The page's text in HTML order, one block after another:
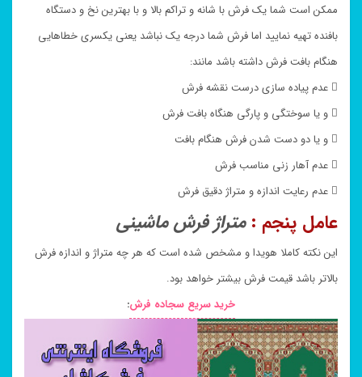
ممکن است شما یک فرش با شانه و تراکم بالا و با بهترین نخ و دستگاه
بافنده تهیه نمایید اما فرش شما درجه یک نباشد یعنی یکسری خطاهایی
هنگام بافت فرش داشته باشد مانند:
 عدم پیاده سازی درست نقشه فرش
 و یا سوختگی و پارگی هنگاه بافت فرش
 و یا دو دست شدن فرش هنگام بافت
 عدم آهار زنی مناسب فرش
 عدم رعایت اندازه و متراژ دقیق فرش
عامل پنجم : متراژ فرش ماشینی
این نکته کاملا هویدا و مشخص شده است که هر چه متراژ و اندازه فرش
بالاتر باشد قیمت فرش بیشتر خواهد بود.
خرید سریع سجاده فرش: